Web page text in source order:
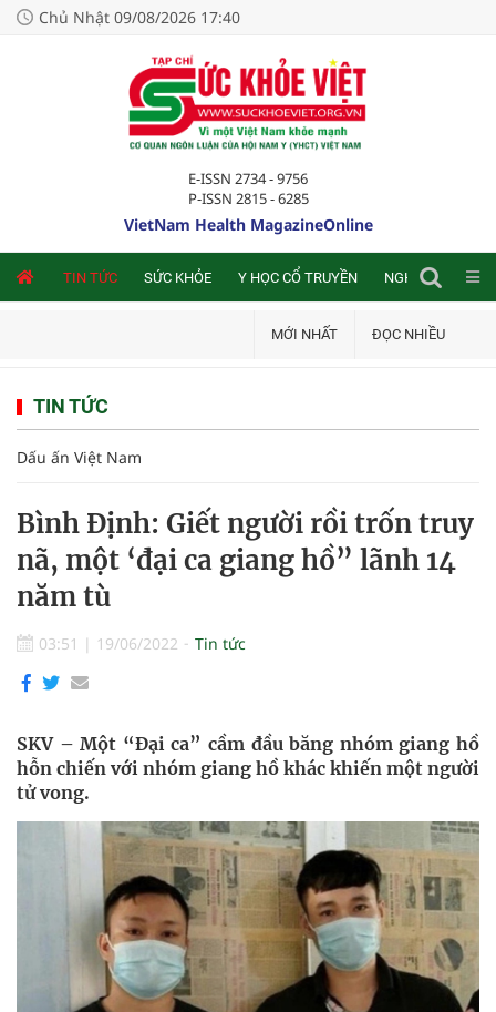
Chủ Nhật 09/08/2026 17:40
E-ISSN 2734 - 9756
P-ISSN 2815 - 6285
VietNam Health MagazineOnline
TIN TỨC SỨC KHỎE Y HỌC CỔ TRUYỀN NGHIÊN CỨU
MỚI NHẤT ĐỌC NHIỀU
TIN TỨC
Dấu ấn Việt Nam
Bình Định: Giết người rồi trốn truy
nã, một ‘đại ca giang hồ” lãnh 14
năm tù
03:51 | 19/06/2022 Tin tức
SKV – Một “Đại ca” cầm đầu băng nhóm giang hồ
hỗn chiến với nhóm giang hồ khác khiến một người
tử vong.